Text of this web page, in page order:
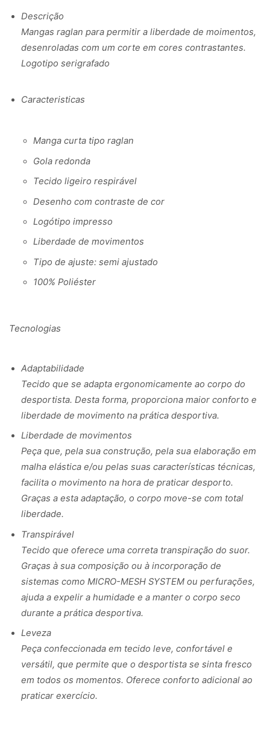
Descrição
Mangas raglan para permitir a liberdade de moimentos,
desenroladas com um corte em cores contrastantes.
Logotipo serigrafado
Caracteristicas
Manga curta tipo raglan
Gola redonda
Tecido ligeiro respirável
Desenho com contraste de cor
Logótipo impresso
Liberdade de movimentos
Tipo de ajuste: semi ajustado
100% Poliéster
Tecnologias
Adaptabilidade
Tecido que se adapta ergonomicamente ao corpo do
desportista. Desta forma, proporciona maior conforto e
liberdade de movimento na prática desportiva.
Liberdade de movimentos
Peça que, pela sua construção, pela sua elaboração em
malha elástica e/ou pelas suas características técnicas,
facilita o movimento na hora de praticar desporto.
Graças a esta adaptação, o corpo move-se com total
liberdade.
Transpirável
Tecido que oferece uma correta transpiração do suor.
Graças à sua composição ou à incorporação de
sistemas como MICRO-MESH SYSTEM ou perfurações,
ajuda a expelir a humidade e a manter o corpo seco
durante a prática desportiva.
Leveza
Peça confeccionada em tecido leve, confortável e
versátil, que permite que o desportista se sinta fresco
em todos os momentos. Oferece conforto adicional ao
praticar exercício.